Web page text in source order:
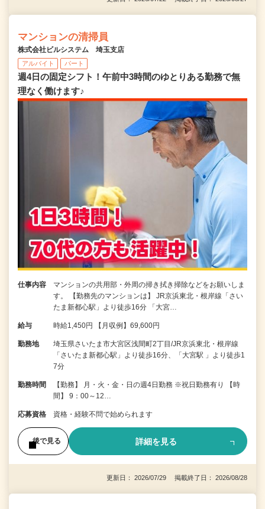
マンションの清掃員
株式会社ビルシステム 埼玉支店
アルバイト パート
週4日の固定シフト！午前中3時間のゆとりある勤務で無
理なく働けます♪
仕事内容
マンションの共用部・外周の掃き拭き掃除などをお願いしま
す。 【勤務先のマンションは】 JR京浜東北・根岸線「さい
たま新都心駅」より徒歩16分 「大宮…
給与 時給1,450円 【月収例】69,600円
勤務地
埼玉県さいたま市大宮区浅間町2丁目/JR京浜東北・根岸線
「さいたま新都心駅」より徒歩16分、「大宮駅 」より徒歩1
7分
勤務時間
【勤務】 月・火・金・日の週4日勤務 ※祝日勤務有り 【時
間】 9：00～12…
応募資格 資格・経験不問で始められます
後で見る 詳細を見る
更新日： 2026/07/29 掲載終了日： 2026/08/28